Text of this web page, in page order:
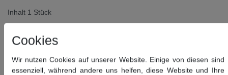
Inhalt 1 Stück
In den Warenkorb
Cookies
Wir nutzen Cookies auf unserer Website. Einige von diesen sind
essenziell, während andere uns helfen, diese Website und Ihre